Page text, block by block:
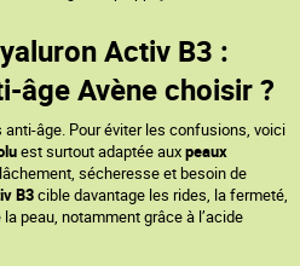
Activ B3 :
âge Avène choisir ?
âge. Pour éviter les confusions, voici
est surtout adaptée auxpeaux
sécheresse et besoin de
B3cible davantage les rides, la fermeté,
peau, notamment grâce à l’acide